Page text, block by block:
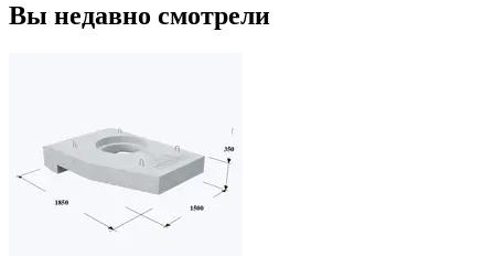
Вы недавно смотрели